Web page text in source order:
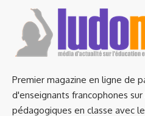
Premier magazine en ligne de
d'enseignants francophones
pédagogiques en classe avec